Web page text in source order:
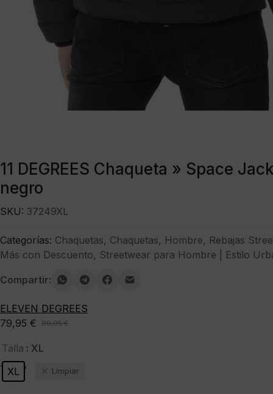
11 DEGREES Chaqueta » Space
negro
99,95€
El
precio
original
era:
79,95 €
El
precio
actual
es:
-20%
Talla : XL
XL
Limpiar
SKU: 37249XL
Categorías: Chaquetas, Chaquetas, Hombre, Rebajas
Más con Descuento, Streetwear para Hombre | Estilo
Compartir:
ELEVEN DEGREES